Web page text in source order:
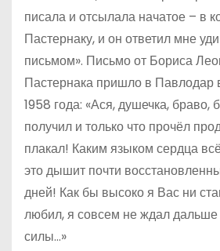
писала и отсылала начатое – в
Пастернаку, и он ответил мне
письмом». Письмо от Бориса
Пастернака пришло в Павлодар
1958 года: «Ася, душечка, браво,
получил и только что прочёл
плакал! Каким языком сердца
это дышит почти
дней! Как бы высоко я Вас ни
любил, я совсем не ждал дальше
силы…»